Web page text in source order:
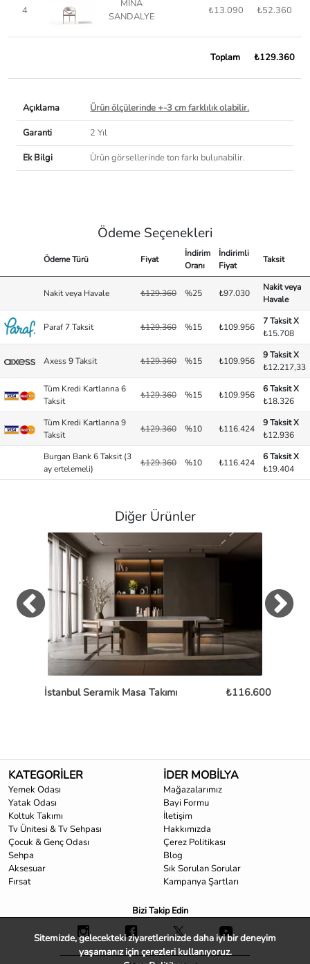
4
MİNA
SANDALYE
₺13.090 ₺52.360
Toplam ₺129.360
Açıklama
Ürün ölçülerinde +-3 cm farklılık olabilir.
Garanti
2 Yıl
Ek Bilgi
Ürün görsellerinde ton farkı bulunabilir.
Ödeme Seçenekleri
Ödeme Türü Fiyat
İndirim
Oranı
İndirimli
Fiyat
Taksit
Nakit veya Havale ₺129.360 %25 ₺97.030
Nakit veya
Havale
Paraf 7 Taksit ₺129.360 %15 ₺109.956
7 Taksit X
₺15.708
Axess 9 Taksit ₺129.360 %15 ₺109.956
9 Taksit X
₺12.217,33
Tüm Kredi Kartlarına 6
Taksit
₺129.360 %15 ₺109.956
6 Taksit X
₺18.326
Tüm Kredi Kartlarına 9
Taksit
₺129.360 %10 ₺116.424
9 Taksit X
₺12.936
Burgan Bank 6 Taksit (3
ay ertelemeli)
₺129.360 %10 ₺116.424
6 Taksit X
₺19.404
Diğer Ürünler
İstanbul Seramik Masa Takımı ₺116.600
KATEGORİLER
Yemek Odası
Yatak Odası
Koltuk Takımı
Tv Ünitesi & Tv Sehpası
Çocuk & Genç Odası
Sehpa
Aksesuar
Fırsat
İDER MOBİLYA
Mağazalarımız
Bayi Formu
İletişim
Hakkımızda
Çerez Politikası
Blog
Sık Sorulan Sorular
Kampanya Şartları
Bizi Takip Edin
Sitemizde, gelecekteki ziyaretlerinizde daha iyi bir deneyim
yaşamanız için çerezleri kullanıyoruz.